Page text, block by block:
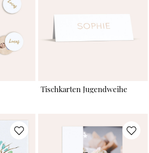
Tischkarten Jugendweihe